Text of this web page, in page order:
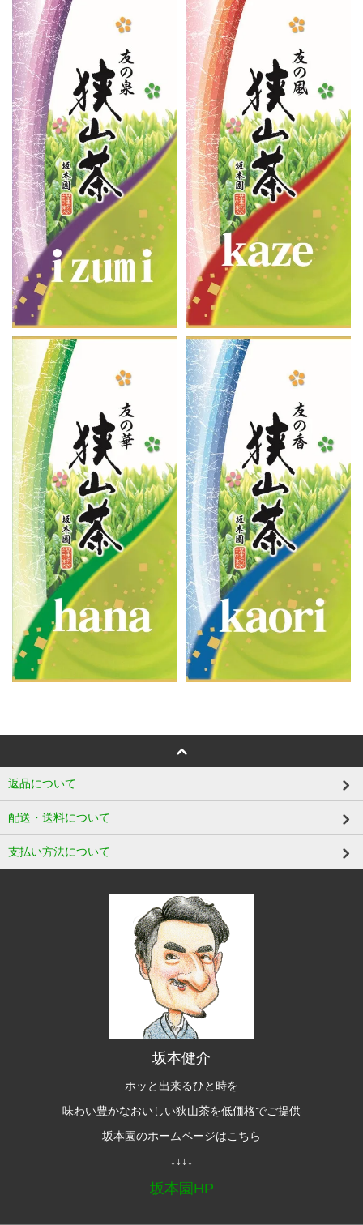
返品について
配送・送料について
支払い方法について
坂本健介
ホッと出来るひと時を
味わい豊かなおいしい狭山茶を低価格でご提供
坂本園のホームページはこちら
↓↓↓↓
坂本園HP